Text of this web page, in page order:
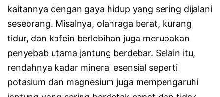
kaitannya dengan gaya hidup yang sering dijalani
seseorang. Misalnya, olahraga berat, kurang
tidur, dan kafein berlebihan juga merupakan
penyebab utama jantung berdebar. Selain itu,
rendahnya kadar mineral esensial seperti
potasium dan magnesium juga mempengaruhi